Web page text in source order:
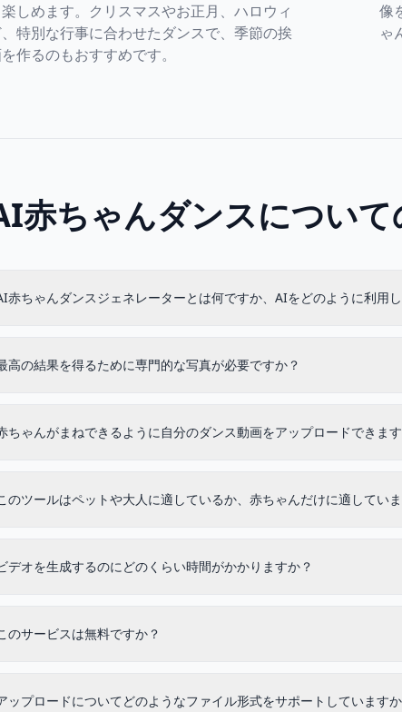
しめます。クリスマスやお正月、ハロウィ
特別な行事に合わせたダンスで、季節の挨
作るのもおすすめです。
像
ゃ
赤ちゃんダンスについ
赤ちゃんダンスジェネレーターとは何ですか、AIをどのように利用
高の結果を得るために専門的な写真が必要ですか？
ちゃんがまねできるように自分のダンス動画をアップロードできま
のツールはペットや大人に適しているか、赤ちゃんだけに適してい
デオを生成するのにどのくらい時間がかかりますか？
のサービスは無料ですか？
ップロードについてどのようなファイル形式をサポートしています